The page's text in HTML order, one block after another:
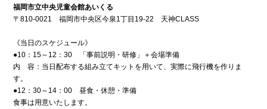
福岡市立中央児童会館あいくる
〒810-0021 福岡市中央区今泉1丁目19-22 天神CLASS
《当日のスケジュール》
●10：15～12：30 「事前説明・研修」＋会場準備
内 容：当日配布する組み立てキットを用いて、実際に飛行機を作りま
す。
●12：30～14：00 昼食・休憩・準備
食事は用意いたします。